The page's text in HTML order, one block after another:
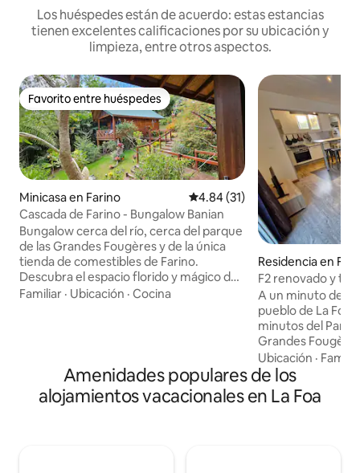
Los huéspedes están de acuerdo: estas estancias
tienen excelentes calificaciones por su ubicación y
limpieza, entre otros aspectos.
Favorito entre huéspedes
Favorito entre huéspedes
Minicasa en Farino Calificación promedio: 4.84 de
4.84 (31)
Cascada de Farino - Bungalow Banian
Bungalow cerca del río, cerca del parque
de las Grandes Fougères y de la única
tienda de comestibles de Farino.
Descubra el espacio florido y mágico del
Oasis de Tendéa - Bali en Farino. Un
(masajes), entrega de cenas en el
bungalow (excepto los lunes) /
abundante desayuno regional / juegos
Familiar · Ubicación · Cocina
Residencia en
F2 renovado y
Focola, Farino
A un minuto de la
pueblo de La Foa
minutos del
Grandes
cascada de
Dogny y de la
alojamiento
está
Ubicación ·
Amenidades populares de los
alojamientos vacacionales en La Foa